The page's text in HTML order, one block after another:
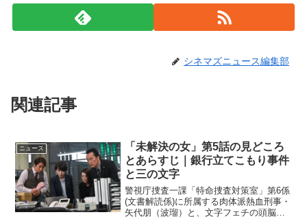
シネマズニュース編集部
関連記事
ニュース
「未解決の女」第5話の見どころ
とあらすじ｜銀行立てこもり事件
と三の文字
警視庁捜査一課「特命捜査対策室」第6係
(文書解読係)に所属する肉体派熱血刑事・
矢代朋（波瑠）と、文字フェチの頭脳派